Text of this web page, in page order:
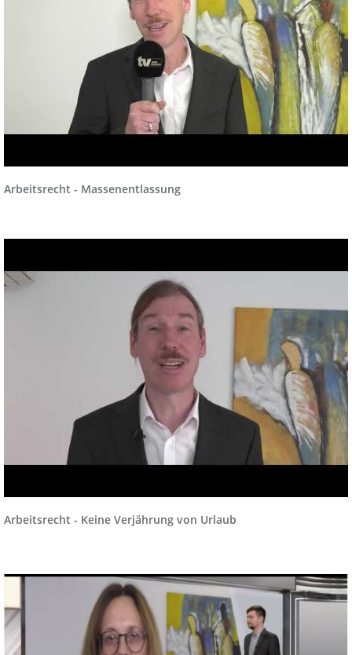
Arbeitsrecht - Massenentlassung
Arbeitsrecht - Keine Verjährung von Urlaub